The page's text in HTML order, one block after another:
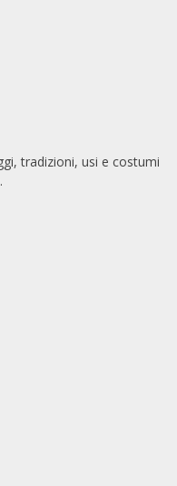
tradizioni, usi e costumi